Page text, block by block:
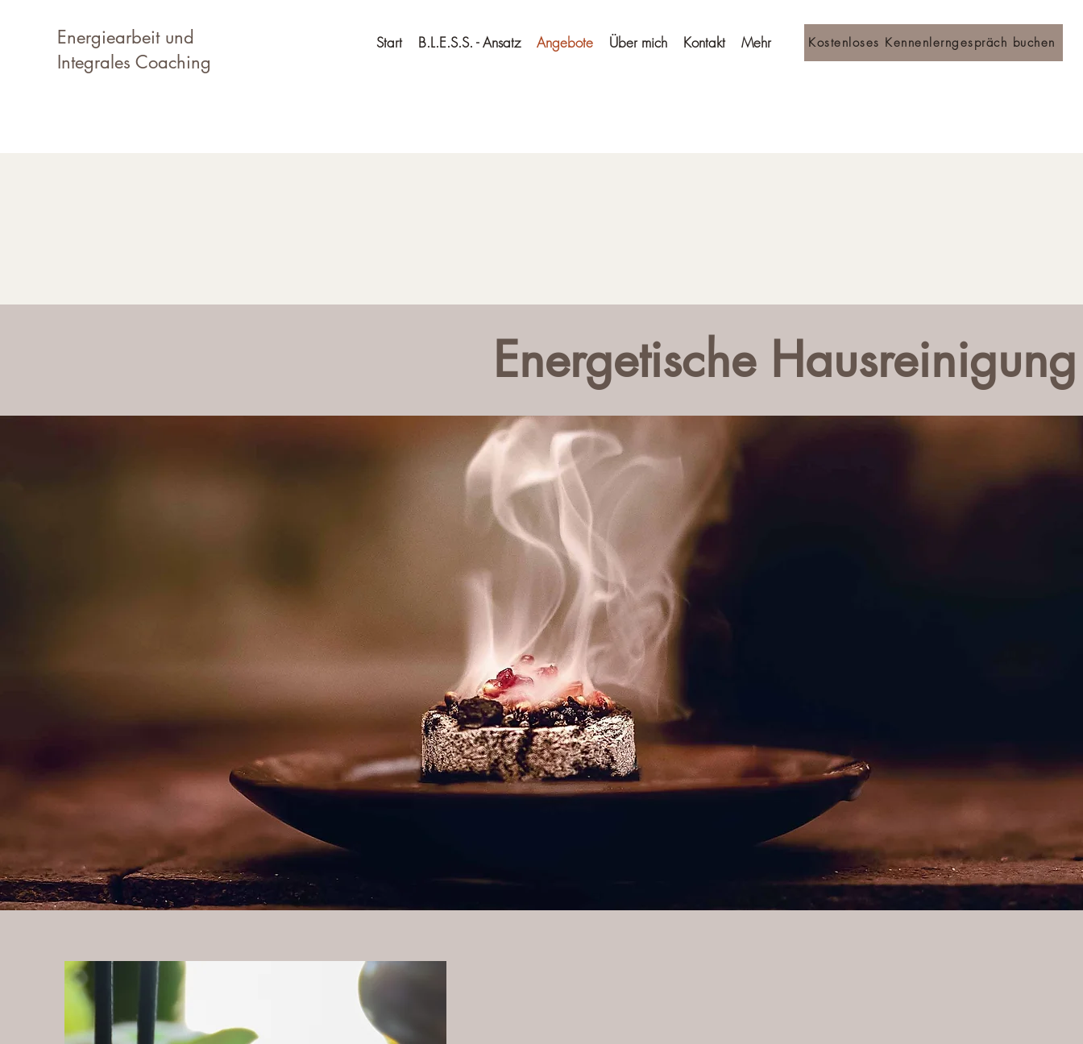
Energiearbeit und
Integrales Coaching
Start B.L.E.S.S. - Ansatz Angebote Über mich Kontakt Mehr Kostenloses Kennenlerngespräch buchen
Energetische Hausreinigung